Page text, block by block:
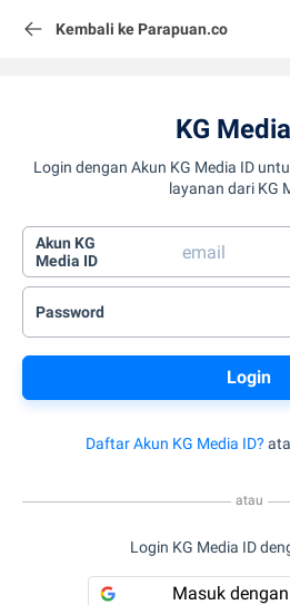
Kembali ke Parapuan.co
KG
Login dengan Akun KG Media ID
layanan dari KG
Akun KG
Media ID
Password
Daftar Akun KG Media ID?
atau
Login KG Media ID
Masuk